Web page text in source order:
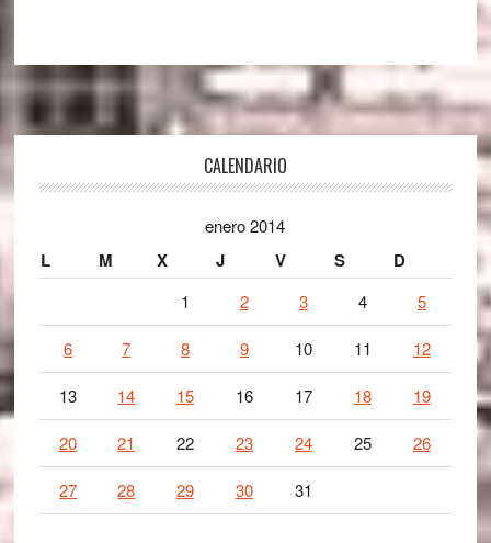
CALENDARIO
enero 2014
L M X J V S D
1 2 3 4 5
6 7 8 9 10 11 12
13 14 15 16 17 18 19
20 21 22 23 24 25 26
27 28 29 30 31